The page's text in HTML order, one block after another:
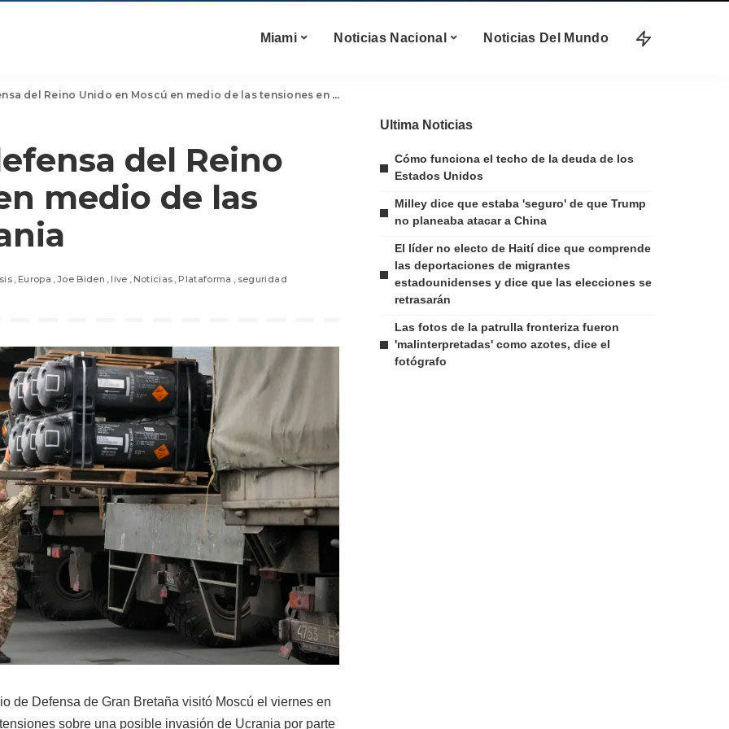
Miami Noticias Nacional Noticias Del Mundo
del Reino Unido en Moscú en medio de las tensiones en Ucrania
del Reino
medio de las
Europa Joe Biden live Noticias Plataforma seguridad
de Defensa de Gran Bretaña visitó Moscú el viernes en
sobre una posible invasión de Ucrania por parte
Ultima Noticias
Cómo funciona el techo de la deuda de los
Estados Unidos
Milley dice que estaba 'seguro' de que Trump
no planeaba atacar a China
El líder no electo de Haití dice que comprende
las deportaciones de migrantes
estadounidenses y dice que las elecciones se
retrasarán
Las fotos de la patrulla fronteriza fueron
'malinterpretadas' como azotes, dice el
fotógrafo